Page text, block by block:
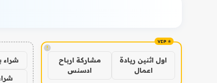
!
اول اثنين ريادة
اعمال
مشاركة ارباح
ادسنس
شراء